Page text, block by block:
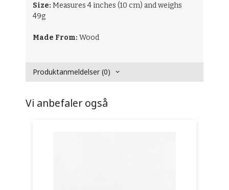
Size: Measures 4 inches (10 cm) and weighs
49g
Made From: Wood
Produktanmeldelser (0)
Vi anbefaler også